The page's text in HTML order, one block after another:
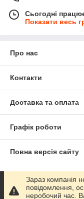
Сьогодні
Показати весь
Про нас
Контакти
Доставка та оплата
Графік роботи
Повна версія сайту
Сайт створено на
Зараз компанія
повідомлення,
неробочий час.